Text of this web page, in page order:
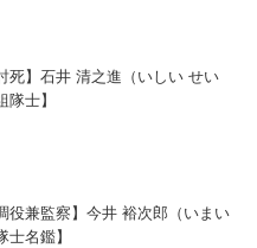
死】石井 清之進（いしい せい
士】
役兼監察】今井 裕次郎（いまい
名鑑】